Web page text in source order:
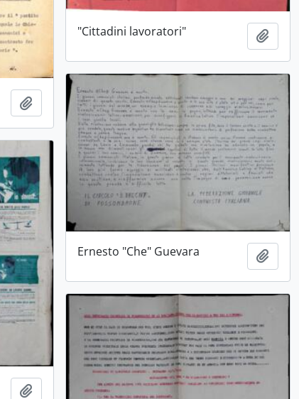
"Cittadini lavoratori"
Aggiungi all'area di lavoro
Ernesto "Che" Guevara
Aggiungi all'area di lavoro